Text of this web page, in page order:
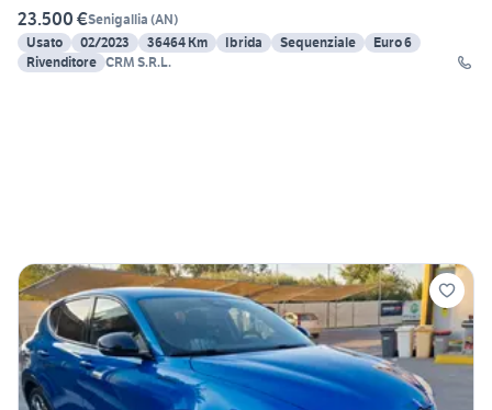
23.500 €Senigallia (AN)
Usato
02/2023 36464 Km Ibrida Sequenziale
Euro 6
Rivenditore CRM S.R.L.